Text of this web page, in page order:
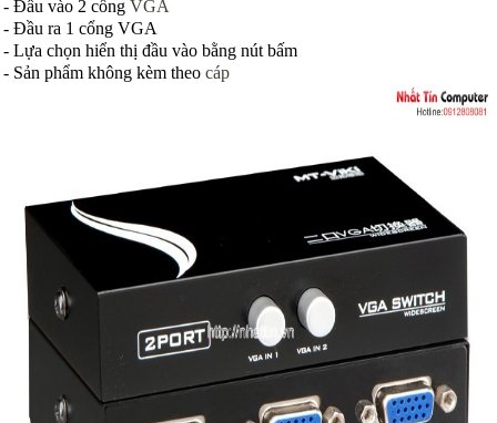
- Đầu vào 2 cổng VGA
- Đầu ra 1 cổng VGA
- Lựa chọn hiển thị đầu vào bằng nút bấm
- Sản phẩm không kèm theo cáp